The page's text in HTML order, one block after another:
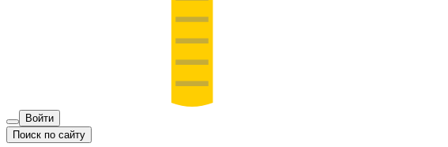
Войти
Поиск по сайту